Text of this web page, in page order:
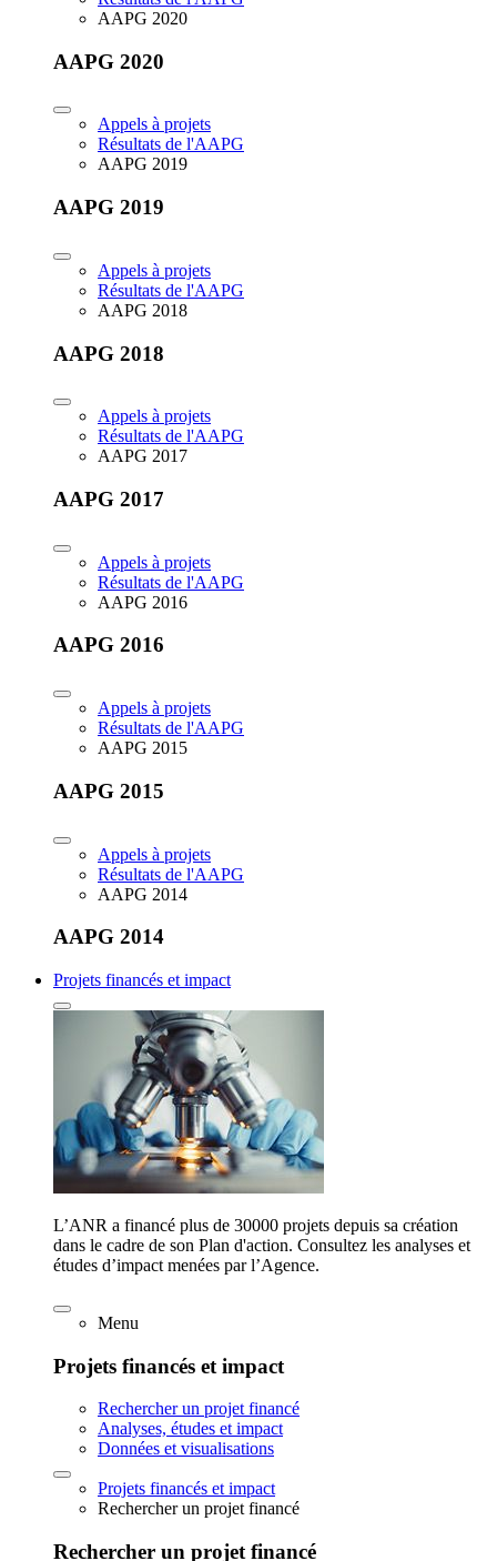
AAPG 2020
AAPG 2020
Appels à projets
Résultats de l'AAPG
AAPG 2019
AAPG 2019
Appels à projets
Résultats de l'AAPG
AAPG 2018
AAPG 2018
Appels à projets
Résultats de l'AAPG
AAPG 2017
AAPG 2017
Appels à projets
Résultats de l'AAPG
AAPG 2016
AAPG 2016
Appels à projets
Résultats de l'AAPG
AAPG 2015
AAPG 2015
Appels à projets
Résultats de l'AAPG
AAPG 2014
AAPG 2014
Projets financés et impact
L’ANR a financé plus de 30000 projets depuis sa création
dans le cadre de son Plan d'action. Consultez les analyses et
études d’impact menées par l’Agence.
Menu
Projets financés et impact
Rechercher un projet financé
Analyses, études et impact
Données et visualisations
Projets financés et impact
Rechercher un projet financé
Rechercher un projet financé